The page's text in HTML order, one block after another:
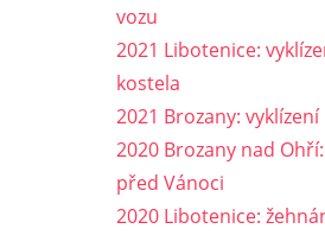
vozu
2021 Libotenice:
kostela
2021 Brozany:
2020 Brozany nad
před Vánoci
2020 Libotenice: